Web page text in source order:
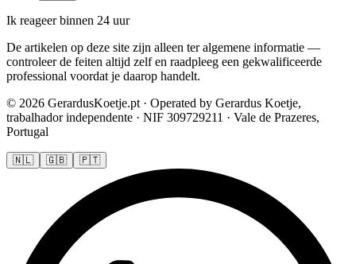
Ik reageer binnen 24 uur
De artikelen op deze site zijn alleen ter algemene informatie —
controleer de feiten altijd zelf en raadpleeg een gekwalificeerde
professional voordat je daarop handelt.
© 2026 GerardusKoetje.pt · Operated by Gerardus Koetje,
trabalhador independente · NIF 309729211 · Vale de Prazeres,
Portugal
🇳🇱 🇬🇧 🇵🇹